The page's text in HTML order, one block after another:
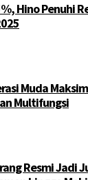
Hino Penuhi
Muda
Multifungsi
Resmi Jadi